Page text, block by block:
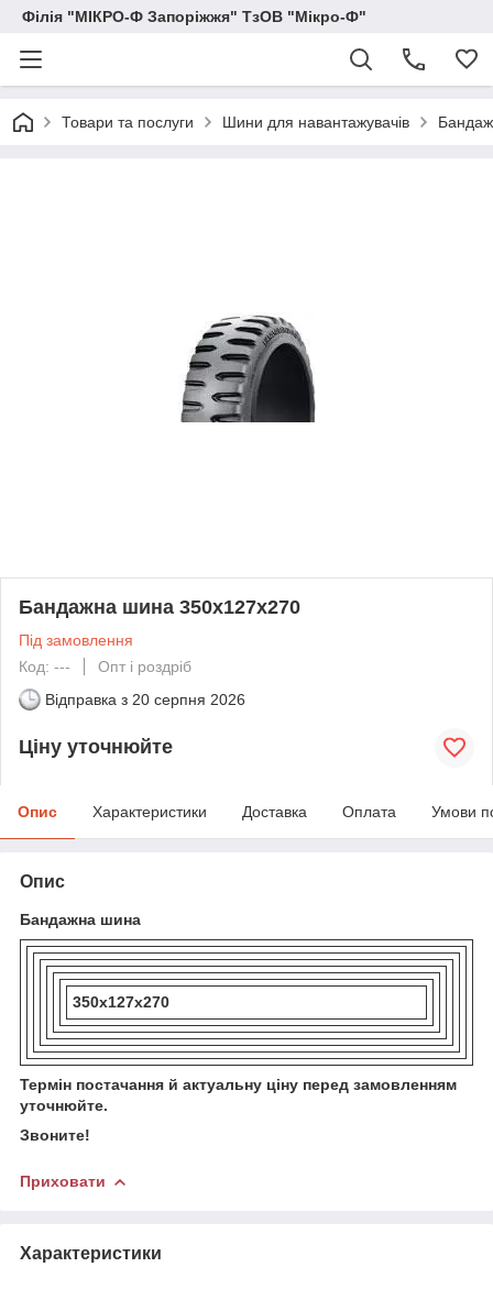
Філія "МІКРО-Ф Запоріжжя" ТзОВ "Мікро-Ф"
Товари та послуги Шини для навантажувачів
Бандажна шина 350x127x270
Під замовлення
Код: ---
Опт і роздріб
Відправка з 20 серпня 2026
Ціну уточнюйте
Опис Характеристики Доставка Оплата Умови
Опис
Бандажна шина
350x127x270
Термін постачання й актуальну ціну перед замовленням
уточнюйте.
Звоните!
Приховати
Характеристики